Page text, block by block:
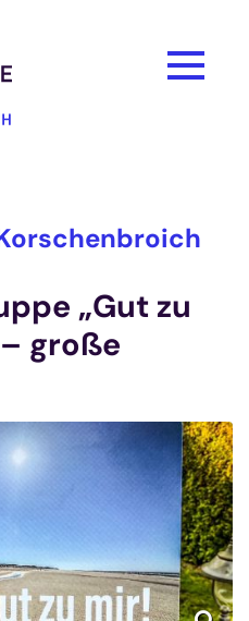
„Gut zu
große